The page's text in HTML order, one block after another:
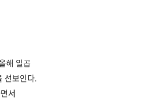
해 일곱
선보인다.
서